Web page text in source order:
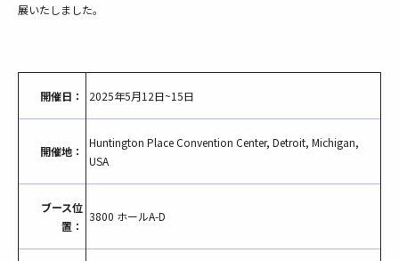
展いたしました。
開催日： 2025年5月12日~15日
開催地：
Huntington Place Convention Center, Detroit, Michigan,
USA
ブース位
置：
3800 ホールA-D